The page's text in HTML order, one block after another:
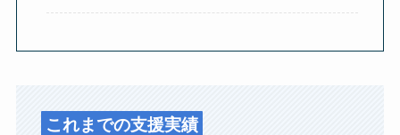
これまでの支援実績